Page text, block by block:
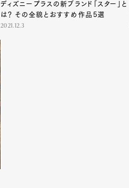
ディズニープラスの新ブランド「スター」と
は？ その全貌とおすすめ作品5選
2021.12.3